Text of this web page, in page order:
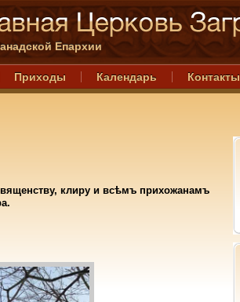
Епархии
Приходы Календарь Контакты
клиру и всѣмъ прихожанамъ